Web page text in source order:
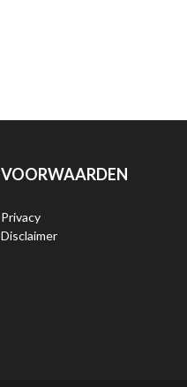
VOORWAARDEN
Privacy
Disclaimer